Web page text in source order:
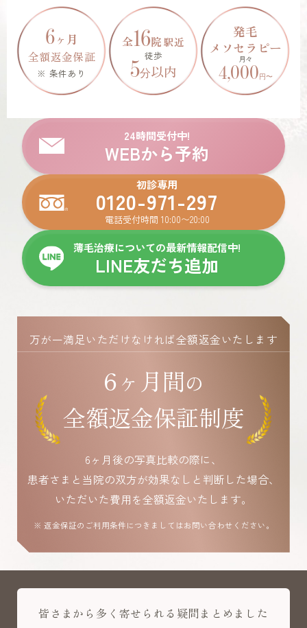
6ヶ月
全額返金保証
※ 条件あり
全16院駅近
徒歩
5分以内
発毛
メソセラピー
月々
4,000円〜
24時間受付中!
WEBから予約
初診専用
0120-971-297
電話受付時間 10:00〜20:00
薄毛治療についての最新情報配信中!
LINE友だち追加
万が一満足いただけなければ全額返金いたします
6ヶ月間の
全額返金保証制度
6ヶ月後の写真比較の際に、
患者さまと当院の双方が効果なしと判断した場合、
いただいた費用を全額返金いたします。
※ 返金保証のご利用条件につきましてはお問い合わせください。
皆さまから多く寄せられる疑問まとめました